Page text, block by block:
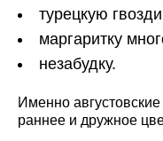
турецкую
маргаритку
незабудку.
Именно
раннее и дружное